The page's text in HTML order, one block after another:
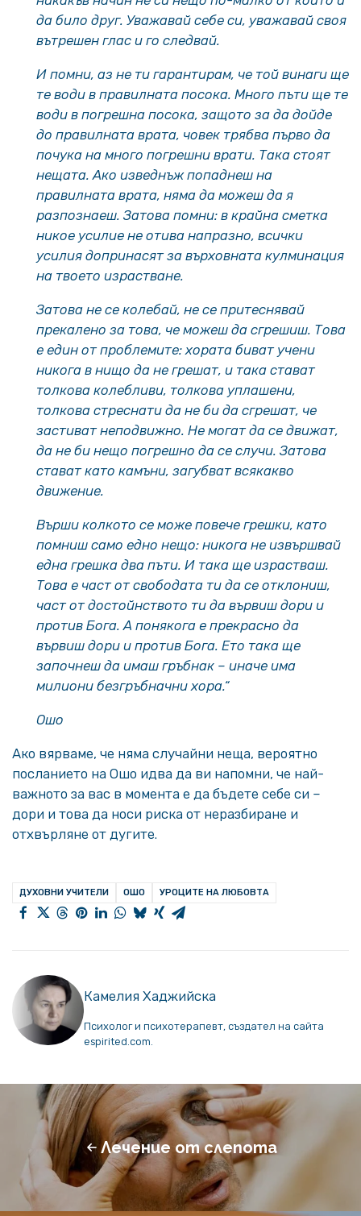
да било друг. Уважавай себе си, уважавай своя
вътрешен глас и го следвай.
И помни, аз не ти гарантирам, че той винаги ще
те води в правилната посока. Много пъти ще те
води в погрешна посока, защото за да дойде
до правилната врата, човек трябва първо да
почука на много погрешни врати. Така стоят
нещата. Ако изведнъж попаднеш на
правилната врата, няма да можеш да я
разпознаеш. Затова помни: в крайна сметка
никое усилие не отива напразно, всички
усилия допринасят за върховната кулминация
на твоето израстване.
Затова не се колебай, не се притеснявай
прекалено за това, че можеш да сгрешиш. Това
е един от проблемите: хората биват учени
никога в нищо да не грешат, и така стават
толкова колебливи, толкова уплашени,
толкова стреснати да не би да сгрешат, че
застиват неподвижно. Не могат да се движат,
да не би нещо погрешно да се случи. Затова
стават като камъни, загубват всякакво
движение.
Върши колкото се може повече грешки, като
помниш само едно нещо: никога не извършвай
една грешка два пъти. И така ще израстваш.
Това е част от свободата ти да се отклониш,
част от достойнството ти да вървиш дори и
против Бога. А понякога е прекрасно да
вървиш дори и против Бога. Ето така ще
започнеш да имаш гръбнак – иначе има
милиони безгръбначни хора.“
Ошо
Ако вярваме, че няма случайни неща, вероятно
посланието на Ошо идва да ви напомни, че най-
важното за вас в момента е да бъдете себе си –
дори и това да носи риска от неразбиране и
отхвърляне от дугите.
ДУХОВНИ УЧИТЕЛИ ОШО УРОЦИТЕ НА ЛЮБОВТА
Камелия Хаджийска
Психолог и психотерапевт, създател на сайта
espirited.com.
Лечение от слепота